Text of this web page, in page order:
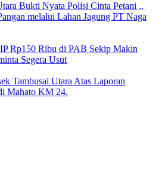
Bukti Nyata Polisi Cinta Petani ,,
melalui Lahan Jagung PT Naga
Rp150 Ribu di PAB Sekip Makin
Segera Usut
Tambusai Utara Atas Laporan
Mahato KM 24.